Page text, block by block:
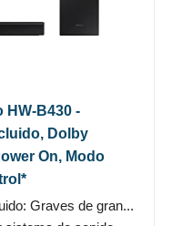
HW-B430 -
Dolby
On, Modo
Graves de gran...